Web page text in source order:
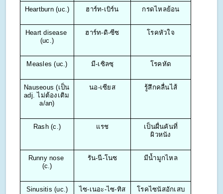
Heartburn (uc.) ฮาร์ท-เบิร์น กรดไหลย้อน
Heart disease
(uc.)
ฮาร์ท-ดิ-ซีซ โรคหัวใจ
Measles (uc.) มี-เซิลซฺ โรคหัด
Nauseous (เป็น
adj. ไม่ต้องเติม
a/an)
นอ-เซียส รู้สึกคลื่นไส้
Rash (c.) แรช
เป็นผื่นคันที่
ผิวหนัง
Runny nose
(c.)
รัน-นี-โนซ มีน้ำมูกไหล
Sinusitis (uc.) ไซ-เนอะ-ไซ-ทิส โรคไซนัสอักเสบ